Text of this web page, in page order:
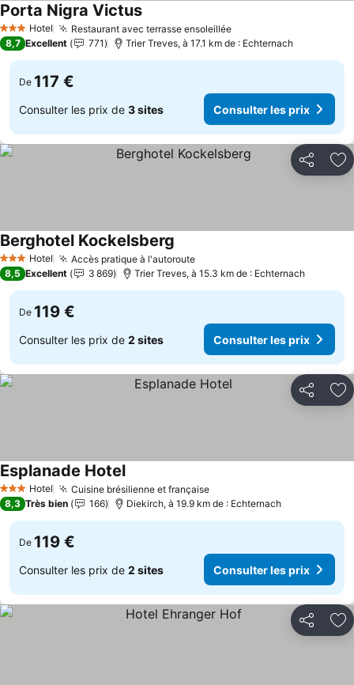
3 ÉtoilesHotel Restaurant avec terrasse ensoleillée
Porta Nigra Victus
8,7 Excellent 771 Trier Treves, à 17.1 km de : Echternach
De 117 €
Consulter les prix de 3 sites Consulter les prix
Partager
3 ÉtoilesHotel Accès pratique à l'autoroute
Berghotel Kockelsberg
8,5 Excellent 3 869 Trier Treves, à 15.3 km de : Echternach
De 119 €
Consulter les prix de 2 sites Consulter les prix
Partager
3 ÉtoilesHotel Cuisine brésilienne et française
Esplanade Hotel
8,3 Très bien 166 Diekirch, à 19.9 km de : Echternach
De 119 €
Consulter les prix de 2 sites Consulter les prix
Partager